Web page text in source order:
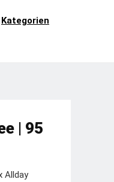
Kategorien
| 95
Allday